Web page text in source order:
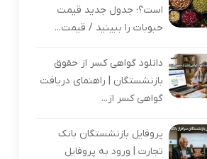
است؟؛ جدول جدید قیمت
حبوبات را ببینید / قیمت...
دانلود گواهی کسر از حقوق
بازنشستگان | راهنمای دریافت
گواهی کسر از...
پروفایل بازنشستگان بانک
تجارت | ورود به پروفایل